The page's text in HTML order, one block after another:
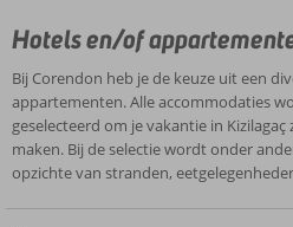
Hotels en/of
Bij Corendon heb je de keuze uit een
appartementen. Alle accommodaties
geselecteerd om je vakantie in
maken. Bij de selectie wordt onder
opzichte van stranden,